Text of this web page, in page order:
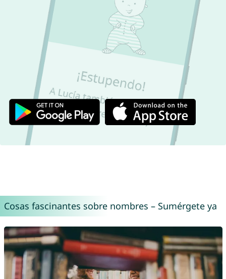
Cosas fascinantes sobre nombres – Sumérgete ya